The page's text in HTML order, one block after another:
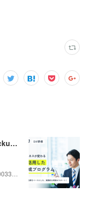
顧客の「生の声」を、現場の改善へ。pickupon、実践型「DX人材育成研修」の提供を開始